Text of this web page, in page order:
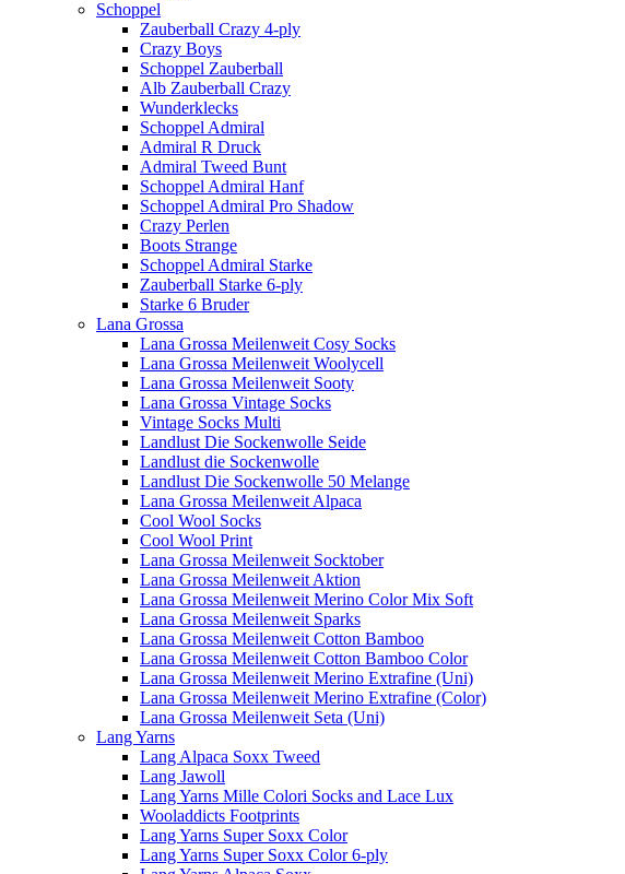
Schoppel
Zauberball Crazy 4-ply
Crazy Boys
Schoppel Zauberball
Alb Zauberball Crazy
Wunderklecks
Schoppel Admiral
Admiral R Druck
Admiral Tweed Bunt
Schoppel Admiral Hanf
Schoppel Admiral Pro Shadow
Crazy Perlen
Boots Strange
Schoppel Admiral Starke
Zauberball Starke 6-ply
Starke 6 Bruder
Lana Grossa
Lana Grossa Meilenweit Cosy Socks
Lana Grossa Meilenweit Woolycell
Lana Grossa Meilenweit Sooty
Lana Grossa Vintage Socks
Vintage Socks Multi
Landlust Die Sockenwolle Seide
Landlust die Sockenwolle
Landlust Die Sockenwolle 50 Melange
Lana Grossa Meilenweit Alpaca
Cool Wool Socks
Cool Wool Print
Lana Grossa Meilenweit Socktober
Lana Grossa Meilenweit Aktion
Lana Grossa Meilenweit Merino Color Mix Soft
Lana Grossa Meilenweit Sparks
Lana Grossa Meilenweit Cotton Bamboo
Lana Grossa Meilenweit Cotton Bamboo Color
Lana Grossa Meilenweit Merino Extrafine (Uni)
Lana Grossa Meilenweit Merino Extrafine (Color)
Lana Grossa Meilenweit Seta (Uni)
Lang Yarns
Lang Alpaca Soxx Tweed
Lang Jawoll
Lang Yarns Mille Colori Socks and Lace Lux
Wooladdicts Footprints
Lang Yarns Super Soxx Color
Lang Yarns Super Soxx Color 6-ply